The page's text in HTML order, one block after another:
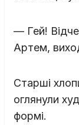
— Гей!
Артем,
Старші
оглянули
формі.